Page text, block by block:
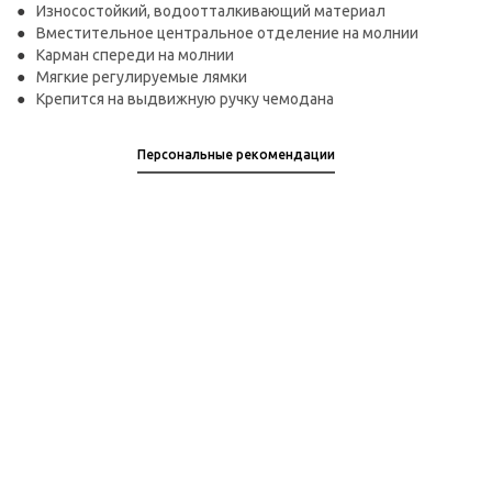
Износостойкий, водоотталкивающий материал
Вместительное центральное отделение на молнии
Карман спереди на молнии
Мягкие регулируемые лямки
Крепится на выдвижную ручку чемодана
Персональные рекомендации